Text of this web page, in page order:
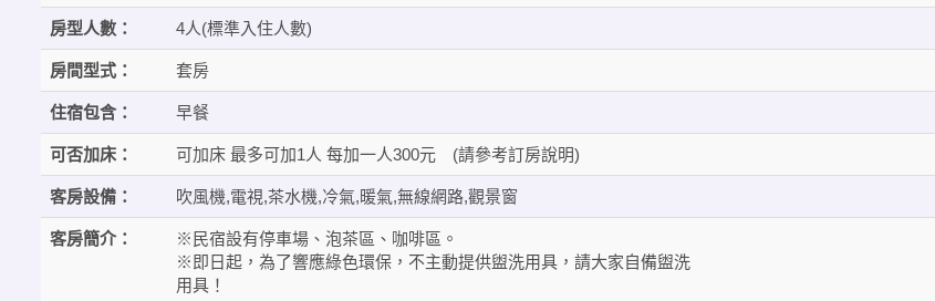
房型人數： 4人(標準入住人數)
房間型式： 套房
住宿包含： 早餐
可否加床： 可加床 最多可加1人 每加一人300元 (請參考訂房說明)
客房設備： 吹風機,電視,茶水機,冷氣,暖氣,無線網路,觀景窗
客房簡介：
※民宿設有停車場、泡茶區、咖啡區。
※即日起，為了響應綠色環保，不主動提供盥洗用具，請大家自備盥洗
用具！